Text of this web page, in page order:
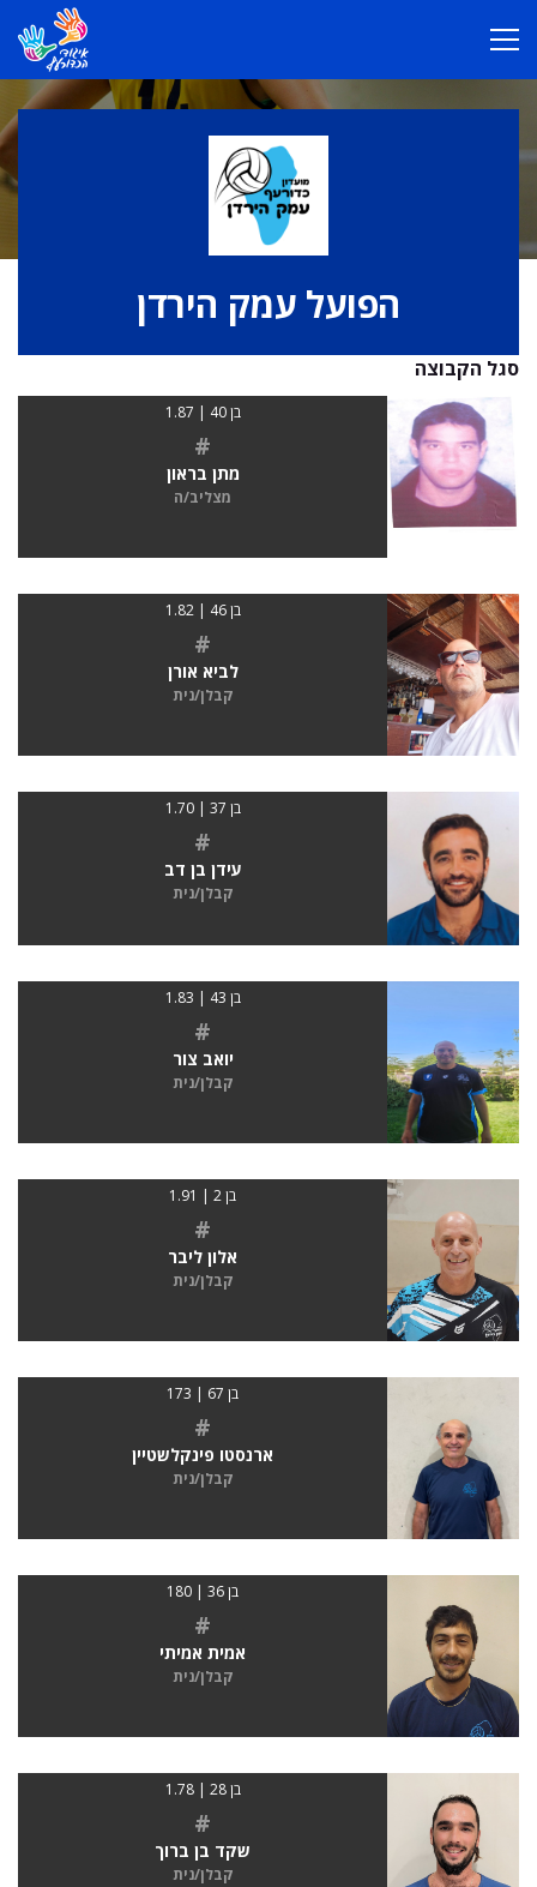
הפועל עמק הירדן
סגל הקבוצה
בן 40 | 1.87
#
מתן בראון
מצליב/ה
בן 46 | 1.82
#
לביא אורן
קבלן/נית
בן 37 | 1.70
#
עידן בן דב
קבלן/נית
בן 43 | 1.83
#
יואב צור
קבלן/נית
בן 2 | 1.91
#
אלון ליבר
קבלן/נית
בן 67 | 173
#
ארנסטו פינקלשטיין
קבלן/נית
בן 36 | 180
#
אמית אמיתי
קבלן/נית
בן 28 | 1.78
#
שקד בן ברוך
קבלן/נית